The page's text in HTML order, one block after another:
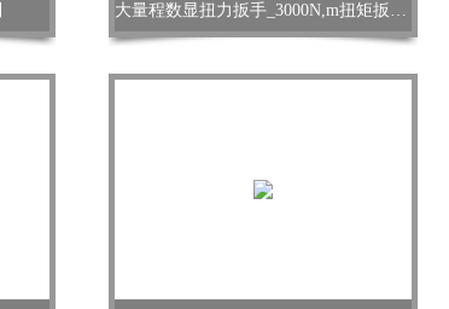
大量程数显扭力扳手_3000N,m扭矩扳手型号